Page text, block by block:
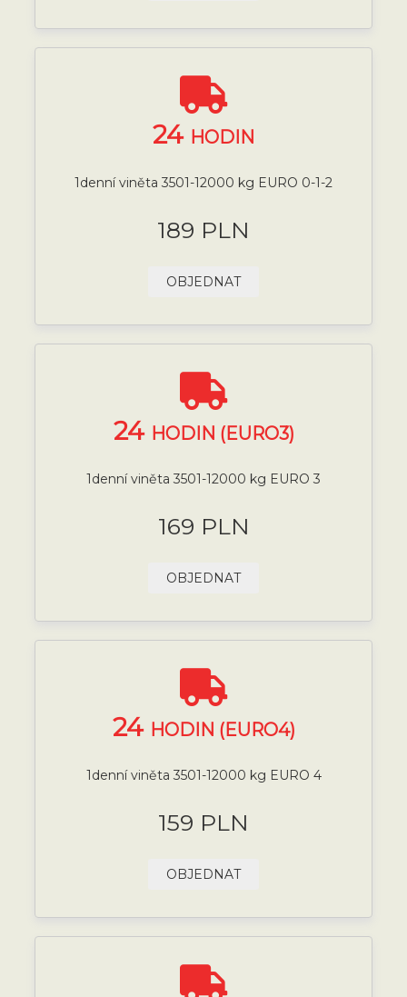
24 HODIN
1denní viněta 3501-12000 kg EURO 0-1-2
189 PLN
OBJEDNAT
24 HODIN (EURO3)
1denní viněta 3501-12000 kg EURO 3
169 PLN
OBJEDNAT
24 HODIN (EURO4)
1denní viněta 3501-12000 kg EURO 4
159 PLN
OBJEDNAT